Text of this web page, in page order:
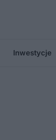
Inwestycje